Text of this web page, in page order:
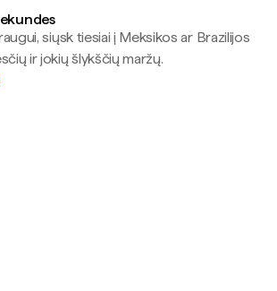
siųsk tiesiai į Meksikos ar Brazilijos
ir jokių šlykščių maržų.